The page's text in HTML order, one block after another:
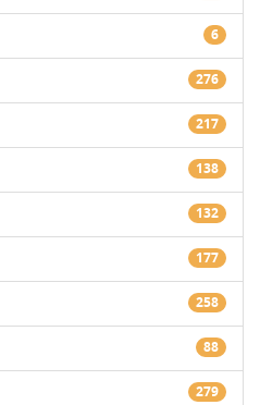
6
276
217
138
132
177
258
88
279